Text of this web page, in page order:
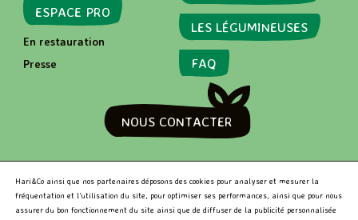
ESPACE PRO
En restauration
Presse
LES LÉGUMINEUSES
FAQ
NOUS CONTACTER
RECHERCHER
Hari&Co ainsi que nos partenaires déposons des cookies pour analyser et mesurer la
fréquentation et l’utilisation du site, pour optimiser ses performances, ainsi que pour nous
assurer du bon fonctionnement du site ainsi que de diffuser de la publicité personnalisée